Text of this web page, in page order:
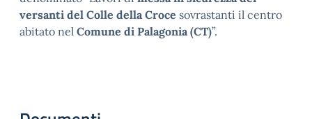
versanti del Colle della Croce sovrastanti il centro
abitato nel Comune di Palagonia (CT)”.